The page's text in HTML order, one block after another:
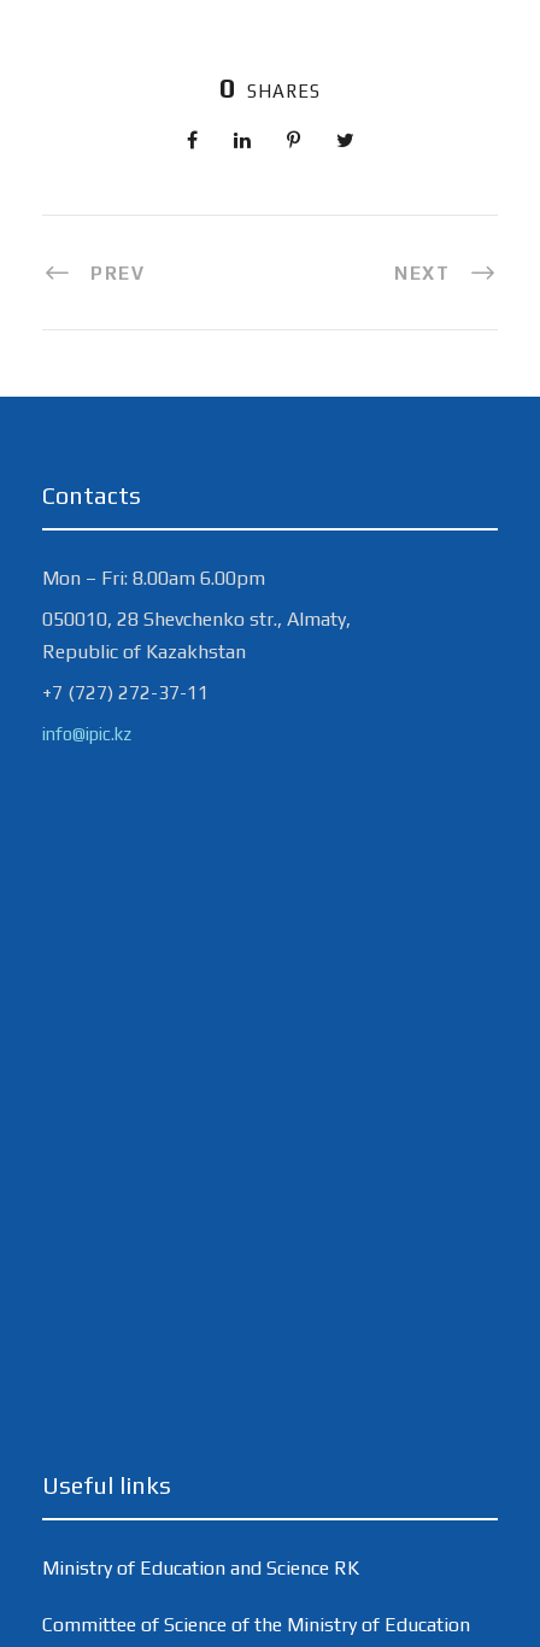
0 SHARES
PREV NEXT
Contacts
Mon – Fri: 8.00am 6.00pm
050010, 28 Shevchenko str., Almaty,
Republic of Kazakhstan
+7 (727) 272-37-11
info@ipic.kz
Useful links
Ministry of Education and Science RK
Committee of Science of the Ministry of Education